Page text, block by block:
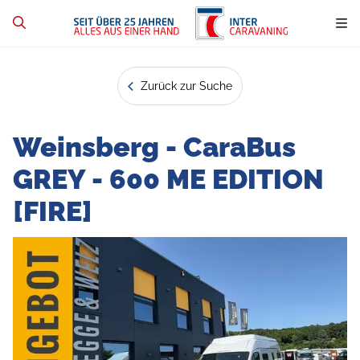
Zurück zur Suche
Weinsberg - CaraBus
GREY - 600 ME EDITION
[FIRE]